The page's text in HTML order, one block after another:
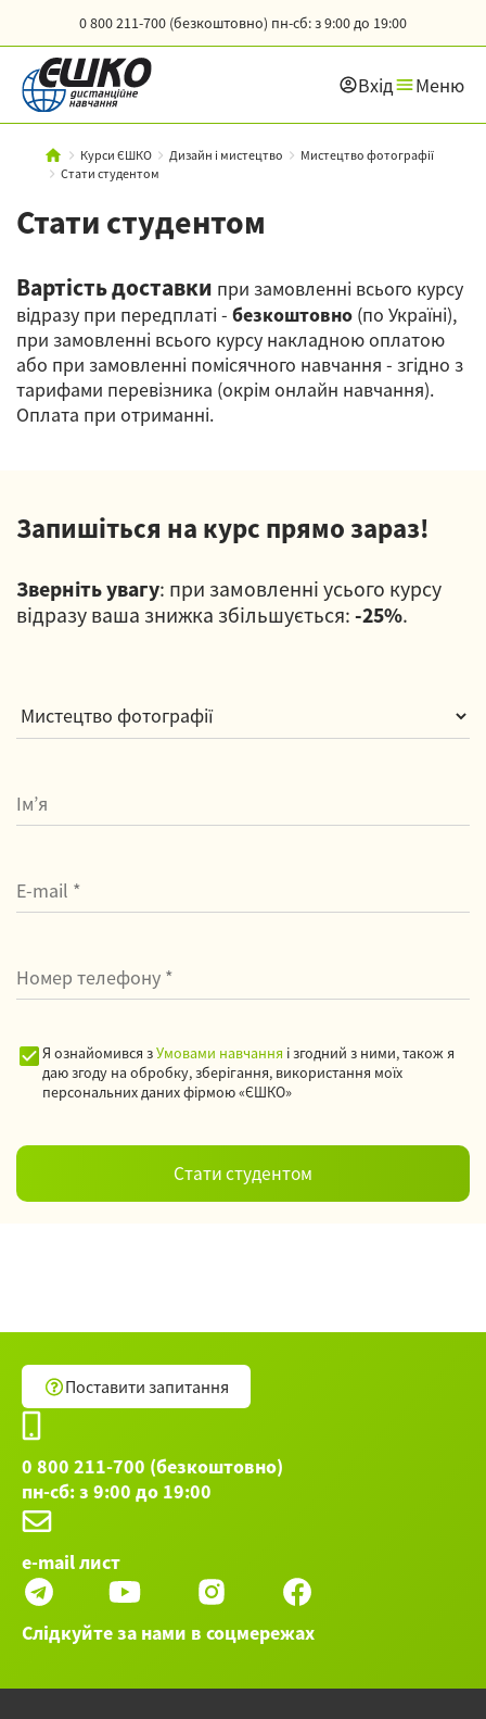
0 800 211-700 (безкоштовно) пн-сб: з 9:00 до 19:00
Вхід Меню
Курси ЄШКО Дизайн і мистецтво
Мистецтво фотографії
Стати студентом
Стати студентом
Вартість доставки при замовленні всього курсу
відразу при передплаті - безкоштовно (по Україні),
при замовленні всього курсу накладною оплатою
або при замовленні помісячного навчання - згідно з
тарифами перевізника (окрім онлайн навчання).
Оплата при отриманні.
Запишіться на курс прямо зараз!
Зверніть увагу: при замовленні усього курсу
відразу ваша знижка збільшується: -25%.
Я ознайомився зУмовами навчання і згодний з ними, також я
даю згоду на обробку, зберігання, використання моїх
персональних даних фірмою «ЄШКО»
Поставити запитання
0 800 211-700 (безкоштовно)
пн-сб: з 9:00 до 19:00
e-mail лист
Слідкуйте за нами в соцмережах